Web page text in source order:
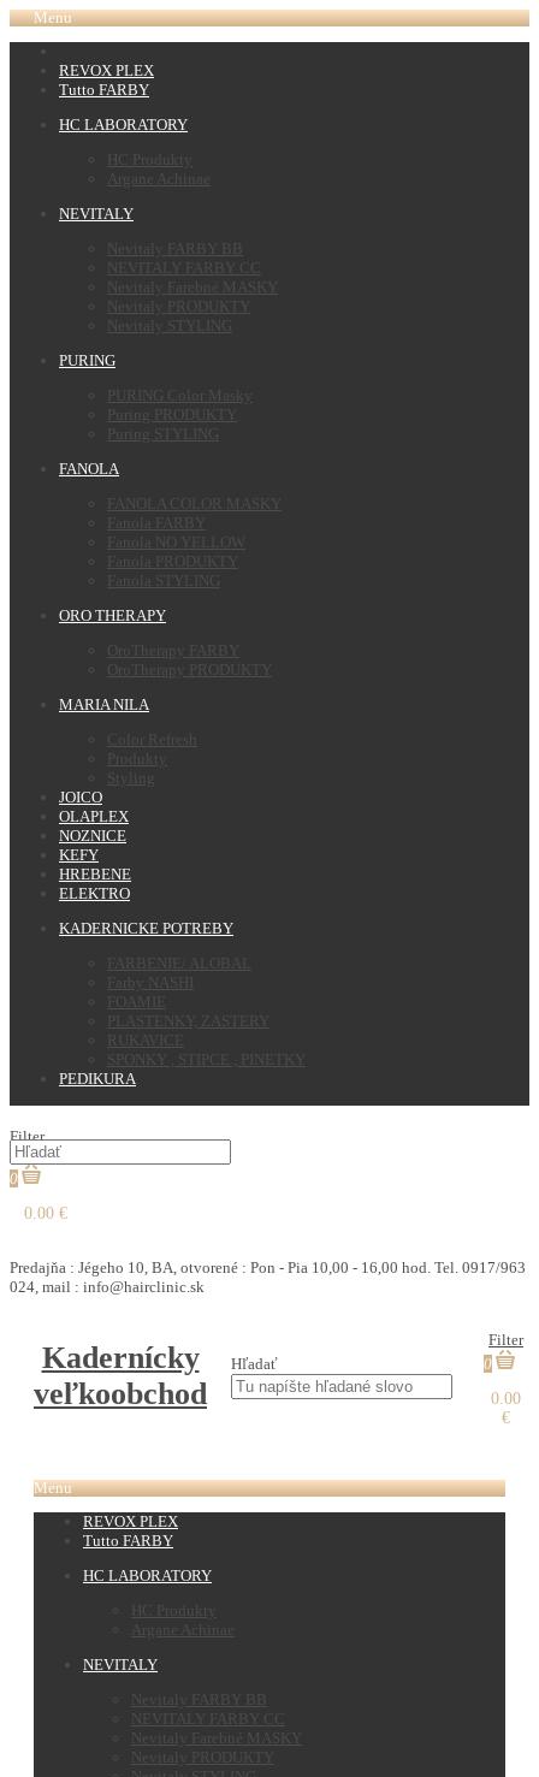
Menu
REVOX PLEX
Tutto FARBY
HC LABORATORY
HC Produkty
Argane Achinae
NEVITALY
Nevitaly FARBY BB
NEVITALY FARBY CC
Nevitaly Farebné MASKY
Nevitaly PRODUKTY
Nevitaly STYLING
PURING
PURING Color Masky
Puring PRODUKTY
Puring STYLING
FANOLA
FANOLA COLOR MASKY
Fanola FARBY
Fanola NO YELLOW
Fanola PRODUKTY
Fanola STYLING
ORO THERAPY
OroTherapy FARBY
OroTherapy PRODUKTY
MARIA NILA
Color Refresh
Produkty
Styling
JOICO
OLAPLEX
NOZNICE
KEFY
HREBENE
ELEKTRO
KADERNICKE POTREBY
FARBENIE/ ALOBAL
Farby NASHI
FOAMIE
PLASTENKY, ZASTERY
RUKAVICE
SPONKY , STIPCE , PINETKY
PEDIKURA
Filter
0
0.00 €
Predajňa : Jégeho 10, BA, otvorené : Pon - Pia 10,00 - 16,00 hod. Tel. 0917/963
024, mail : info@hairclinic.sk
Kadernícky
veľkoobchod
Hľadať
Filter
0
0.00
€
Menu
REVOX PLEX
Tutto FARBY
HC LABORATORY
HC Produkty
Argane Achinae
NEVITALY
Nevitaly FARBY BB
NEVITALY FARBY CC
Nevitaly Farebné MASKY
Nevitaly PRODUKTY